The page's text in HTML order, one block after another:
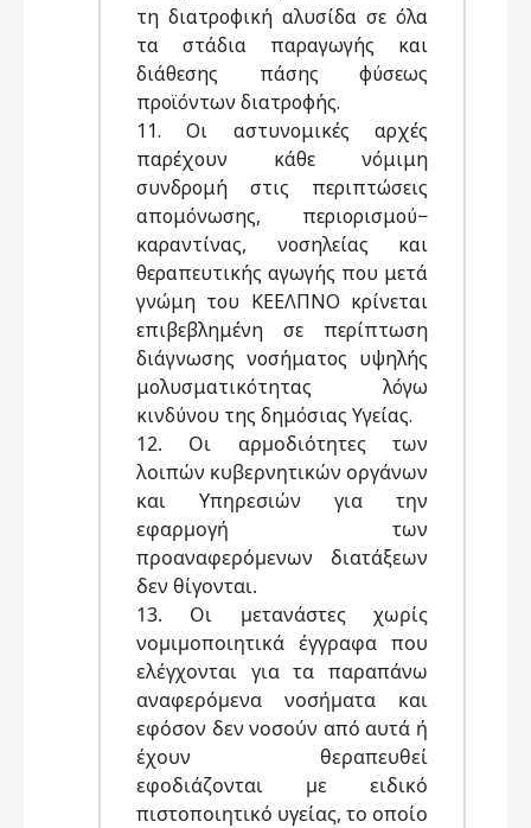
τη διατροφική αλυσίδα σε όλα
τα στάδια παραγωγής και
διάθεσης πάσης φύσεως
προϊόντων διατροφής.
11. Οι αστυνομικές αρχές
παρέχουν κάθε νόμιμη
συνδρομή στις περιπτώσεις
απομόνωσης, περιορισμού−
καραντίνας, νοσηλείας και
θεραπευτικής αγωγής που μετά
γνώμη του ΚΕΕΛΠΝΟ κρίνεται
επιβεβλημένη σε περίπτωση
διάγνωσης νοσήματος υψηλής
μολυσματικότητας λόγω
κινδύνου της δημόσιας Υγείας.
12. Οι αρμοδιότητες των
λοιπών κυβερνητικών οργάνων
και Υπηρεσιών για την
εφαρμογή των
προαναφερόμενων διατάξεων
δεν θίγονται.
13. Οι μετανάστες χωρίς
νομιμοποιητικά έγγραφα που
ελέγχονται για τα παραπάνω
αναφερόμενα νοσήματα και
εφόσον δεν νοσούν από αυτά ή
έχουν θεραπευθεί
εφοδιάζονται με ειδικό
πιστοποιητικό υγείας, το οποίο